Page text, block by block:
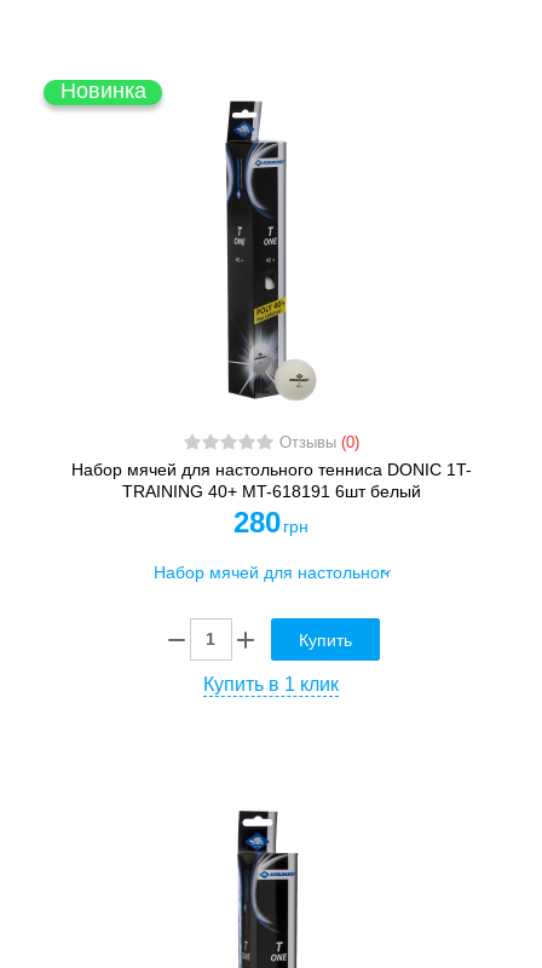
Новинка
Отзывы (0)
Набор мячей для настольного тенниса DONIC 1T-
TRAINING 40+ MT-618191 6шт белый
280 грн
Купить
Купить в 1 клик